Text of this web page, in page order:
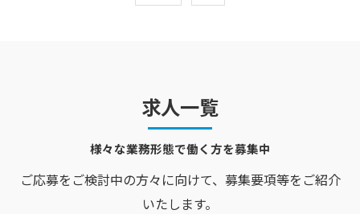
様々な業務形態で働く方を募集中
求人一覧
ご応募をご検討中の方々に向けて、募集要項等をご紹介
いたします。